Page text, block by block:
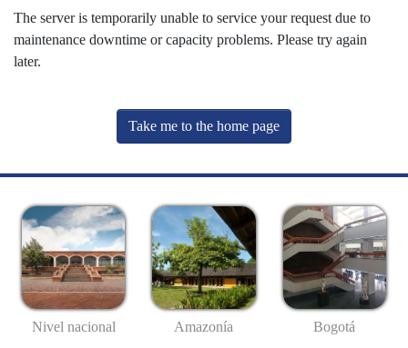
The server is temporarily unable to service your request due to
maintenance downtime or capacity problems. Please try again
later.
Take me to the home page
Nivel nacional Amazonía Bogotá